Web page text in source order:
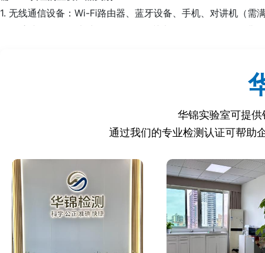
1. 无线通信设备：Wi-Fi路由器、蓝牙设备、手机、对讲机（需
2. 数字电子设备：电脑、显示器、开关电源、LED灯具（需满
- 仅在美国境外使用且不进入美国市场的产品可豁免。
- 部分设备（如军用或航空专用设备）可能不受FCC监管。
三、为何需要FCC认证？
1. 法律准入要求
- 美国海关和市场监管机构（如FCC、CPSC）会抽查进口产
2. 避免电磁干扰
- FCC认证确保产品电磁辐射符合限值，防止干扰公共通信
3. 规避法律风险
华锦实验室可提供
通过我们的专业检测认证可帮助